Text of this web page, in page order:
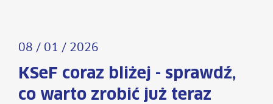
08 / 01 / 2026
KSeF coraz bliżej - sprawdź,
co warto zrobić już teraz